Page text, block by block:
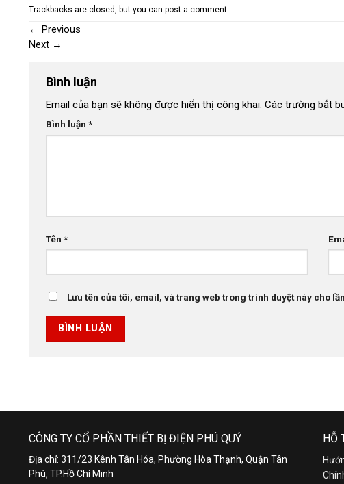
Trackbacks are closed, but you can post a comment
← Previous
Next →
Bình luận
Email của bạn sẽ không được hiển thị công khai. Các trường bắt
Bình luận *
Tên *
Lưu tên của tôi, email, và trang web trong trình duyệt này cho
CÔNG TY CỔ PHẦN THIẾT BỊ ĐIỆN PHÚ QUÝ
Địa chỉ: 311/23 Kênh Tân Hóa, Phường Hòa Thạnh, Quận Tân
Phú, TP.Hồ Chí Minh
HỖ